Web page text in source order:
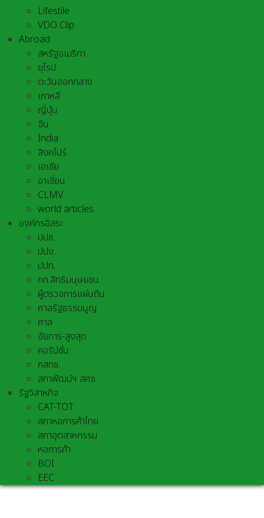
Lifestile
VDO Clip
Abroad
สหรัฐอเมริกา
ยุโรป
ตะวันออกกลาง
เกาหลี
ญี่ปุ่น
จีน
India
สิงคโปร์
เอเชีย
อาเชี่ยน
CLMV
world articles
องค์กรอิสระ
ปปช.
ปปง.
ปปท.
กก.สิทธิมนุษยชน
ผู้ตรวจการแผ่นดิน
ศาลรัฐธรรมนูญ
ศาล
อัยการ-สูงสุด
คอรัปชั่น
กสทช.
สภาพัฒน์ฯ สศช.
รัฐวิสาหกิจ
CAT-TOT
สภาหอการค้าไทย
สภาอุตสาหกรรม
หอการค้า
BOI
EEC